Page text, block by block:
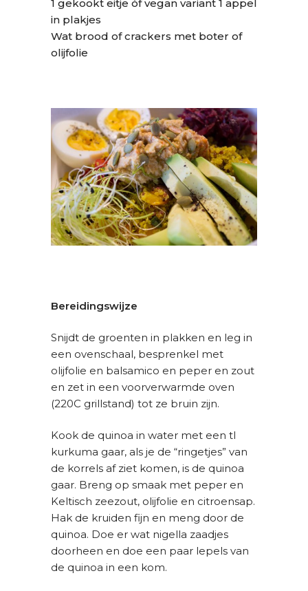
1 gekookt eitje óf vegan variant 1 appel
in plakjes
Wat brood of crackers met boter of
olijfolie
Bereidingswijze
Snijdt de groenten in plakken en leg in
een ovenschaal, besprenkel met
olijfolie en balsamico en peper en zout
en zet in een voorverwarmde oven
(220C grillstand) tot ze bruin zijn.
Kook de quinoa in water met een tl
kurkuma gaar, als je de “ringetjes” van
de korrels af ziet komen, is de quinoa
gaar. Breng op smaak met peper en
Keltisch zeezout, olijfolie en citroensap.
Hak de kruiden fijn en meng door de
quinoa. Doe er wat nigella zaadjes
doorheen en doe een paar lepels van
de quinoa in een kom.